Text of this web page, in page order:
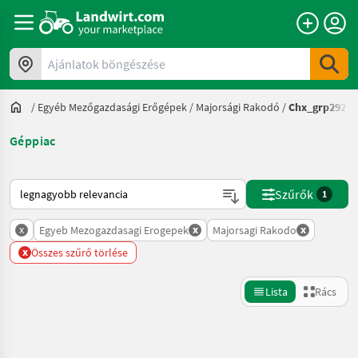
Ajánlatok böngészése
/ Egyéb Mezőgazdasági Erőgépek / Majorsági Rakodó /Chx_grp292
Géppiac
Így van sorba rendezve a Landwirt.com-on
Szűrők 1
x Egyeb Mezogazdasagi Erogepek x Majorsagi Rakodo x
x Összes szűrő törlése
Lista Rács